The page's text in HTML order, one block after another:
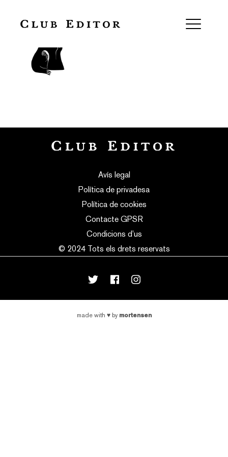
Avís legal
Política de privadesa
Política de cookies
Contacte GPSR
Condicions d’us
© 2024 Tots els drets reservats
made with ♥by mortensen